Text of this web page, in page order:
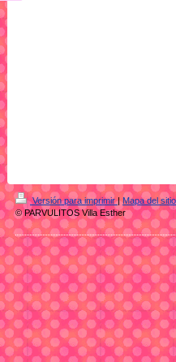
Versión para imprimir| Mapa del sitio
© PARVULITOS Villa Esther